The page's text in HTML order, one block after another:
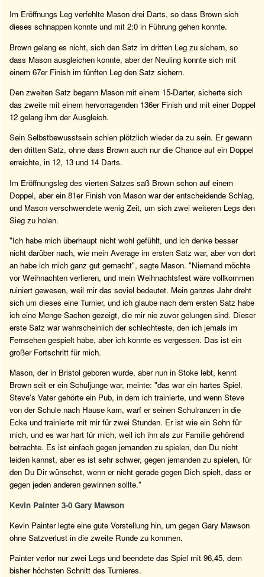
Im Eröffnungs Leg verfehlte Mason drei Darts, so dass Brown sich
dieses schnappen konnte und mit 2:0 in Führung gehen konnte.
Brown gelang es nicht, sich den Satz im dritten Leg zu sichern, so
dass Mason ausgleichen konnte, aber der Neuling konnte sich mit
einem 67er Finish im fünften Leg den Satz sichern.
Den zweiten Satz begann Mason mit einem 15-Darter, sicherte sich
das zweite mit einem hervorragenden 136er Finish und mit einer Doppel
12 gelang ihm der Ausgleich.
Sein Selbstbewusstsein schien plötzlich wieder da zu sein. Er gewann
den dritten Satz, ohne dass Brown auch nur die Chance auf ein Doppel
erreichte, in 12, 13 und 14 Darts.
Im Eröffnungsleg des vierten Satzes saß Brown schon auf einem
Doppel, aber ein 81er Finish von Mason war der entscheidende Schlag,
und Mason verschwendete wenig Zeit, um sich zwei weiteren Legs den
Sieg zu holen.
"Ich habe mich überhaupt nicht wohl gefühlt, und ich denke besser
nicht darüber nach, wie mein Average im ersten Satz war, aber von dort
an habe ich mich ganz gut gemacht", sagte Mason. "Niemand möchte
vor Weihnachten verlieren, und mein Weihnachtsfest wäre vollkommen
ruiniert gewesen, weil mir das soviel bedeutet. Mein ganzes Jahr dreht
sich um dieses eine Turnier, und ich glaube nach dem ersten Satz habe
ich eine Menge Sachen gezeigt, die mir nie zuvor gelungen sind. Dieser
erste Satz war wahrscheinlich der schlechteste, den ich jemals im
Fernsehen gespielt habe, aber ich konnte es vergessen. Das ist ein
großer Fortschritt für mich.
Mason, der in Bristol geboren wurde, aber nun in Stoke lebt, kennt
Brown seit er ein Schuljunge war, meinte: "das war ein hartes Spiel.
Steve's Vater gehörte ein Pub, in dem ich trainierte, und wenn Steve
von der Schule nach Hause kam, warf er seinen Schulranzen in die
Ecke und trainierte mit mir für zwei Stunden. Er ist wie ein Sohn für
mich, und es war hart für mich, weil ich ihn als zur Familie gehörend
betrachte. Es ist einfach gegen jemanden zu spielen, den Du nicht
leiden kannst, aber es ist sehr schwer, gegen jemanden zu spielen, für
den Du Dir wünschst, wenn er nicht gerade gegen Dich spielt, dass er
gegen jeden anderen gewinnen sollte."
Kevin Painter 3-0 Gary Mawson
Kevin Painter legte eine gute Vorstellung hin, um gegen Gary Mawson
ohne Satzverlust in die zweite Runde zu kommen.
Painter verlor nur zwei Legs und beendete das Spiel mit 96,45, dem
bisher höchsten Schnitt des Turnieres.